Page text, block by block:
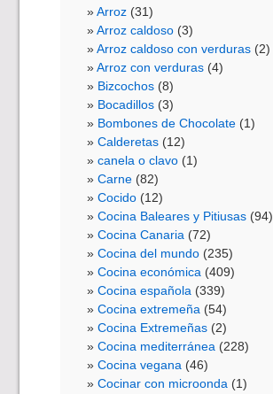
Arroz (31)
Arroz caldoso (3)
Arroz caldoso con verduras (2)
Arroz con verduras (4)
Bizcochos (8)
Bocadillos (3)
Bombones de Chocolate (1)
Calderetas (12)
canela o clavo (1)
Carne (82)
Cocido (12)
Cocina Baleares y Pitiusas (94)
Cocina Canaria (72)
Cocina del mundo (235)
Cocina económica (409)
Cocina española (339)
Cocina extremeña (54)
Cocina Extremeñas (2)
Cocina mediterránea (228)
Cocina vegana (46)
Cocinar con microonda (1)